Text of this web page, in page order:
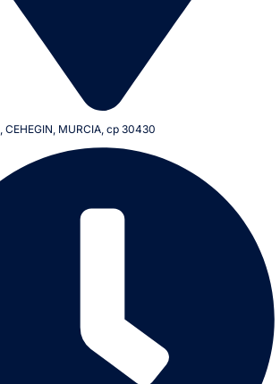
CEHEGIN, MURCIA, cp 30430